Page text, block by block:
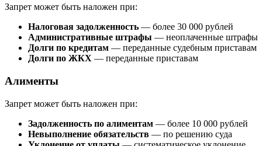
Запрет может быть наложен при:
Налоговая задолженность — более 30 000 рублей
Административные штрафы — неоплаченные штрафы
Долги по кредитам — переданные судебным приставам
Долги по ЖКХ — переданные приставам
Алименты
Запрет может быть наложен при:
Задолженность по алиментам — более 10 000 рублей
Невыполнение обязательств — по решению суда